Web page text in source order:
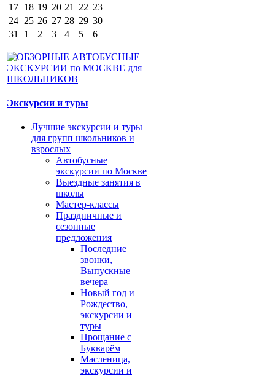
17 18 19 20 21 22 23
24 25 26 27 28 29 30
31
1 2 3 4 5 6
Экскурсии и туры
Лучшие экскурсии и туры
для групп школьников и
взрослых
Автобусные
экскурсии по Москве
Выездные занятия в
школы
Мастер-классы
Праздничные и
сезонные
предложения
Последние
звонки,
Выпускные
вечера
Новый год и
Рождество,
экскурсии и
туры
Прощание с
Букварём
Масленица,
экскурсии и